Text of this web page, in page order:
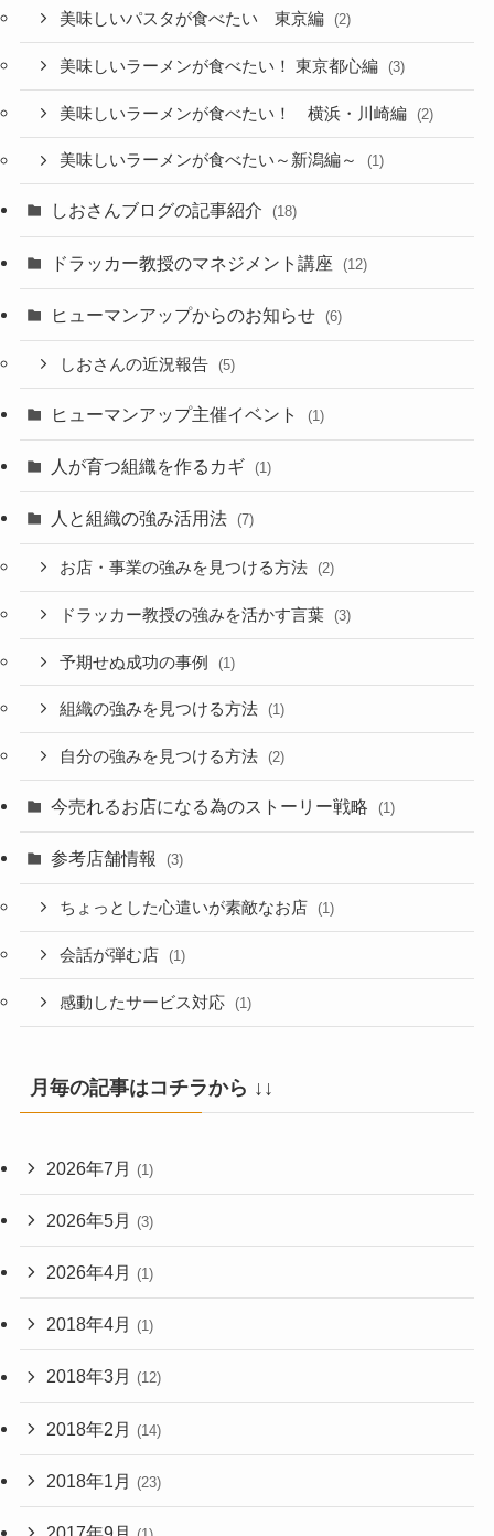
美味しいパスタが食べたい 東京編 (2)
美味しいラーメンが食べたい！ 東京都心編 (3)
美味しいラーメンが食べたい！ 横浜・川崎編 (2)
美味しいラーメンが食べたい～新潟編～ (1)
しおさんブログの記事紹介 (18)
ドラッカー教授のマネジメント講座 (12)
ヒューマンアップからのお知らせ (6)
しおさんの近況報告 (5)
ヒューマンアップ主催イベント (1)
人が育つ組織を作るカギ (1)
人と組織の強み活用法 (7)
お店・事業の強みを見つける方法 (2)
ドラッカー教授の強みを活かす言葉 (3)
予期せぬ成功の事例 (1)
組織の強みを見つける方法 (1)
自分の強みを見つける方法 (2)
今売れるお店になる為のストーリー戦略 (1)
参考店舗情報 (3)
ちょっとした心遣いが素敵なお店 (1)
会話が弾む店 (1)
感動したサービス対応 (1)
月毎の記事はコチラから ↓↓
2026年7月 (1)
2026年5月 (3)
2026年4月 (1)
2018年4月 (1)
2018年3月 (12)
2018年2月 (14)
2018年1月 (23)